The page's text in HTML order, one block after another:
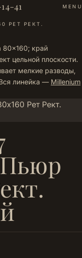
41
MENU
РЕТ РЕКТ.
80×160; край
цельной плоскости.
мелкие разводы,
линейка — Millenium